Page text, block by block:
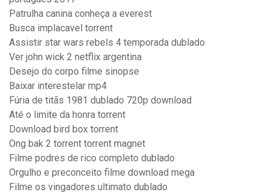
Patrulha canina conheça a everest
Busca implacavel torrent
Assistir star wars rebels 4 temporada dublado
Ver john wick 2 netflix argentina
Desejo do corpo filme sinopse
Baixar interestelar mp4
Fúria de titãs 1981 dublado 720p download
Até o limite da honra torrent
Download bird box torrent
Ong bak 2 torrent torrent magnet
Filme podres de rico completo dublado
Orgulho e preconceito filme download mega
Filme os vingadores ultimato dublado